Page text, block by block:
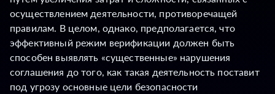
осуществлением деятельности, противоречащей
правилам. В целом, однако, предполагается, что
эффективный режим верификации должен быть
способен выявлять «существенные» нарушения
соглашения до того, как такая деятельность поставит
под угрозу основные цели безопасности